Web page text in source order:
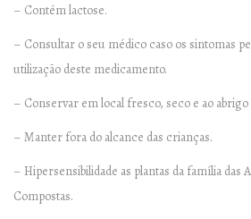
– Contém lactose.
– Consultar o seu médico caso os sintomas
utilização deste medicamento.
– Conservar em local fresco, seco e ao abrigo
– Manter fora do alcance das crianças.
– Hipersensibilidade as plantas da família das
Compostas.